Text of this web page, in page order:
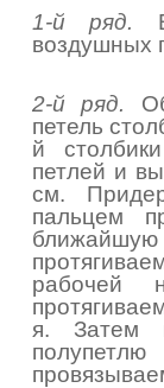
1-й ряд.
воздушных
2-й ряд.
петель
й
петлей и
см.
пальцем
ближайшую
рабочей
я. Затем